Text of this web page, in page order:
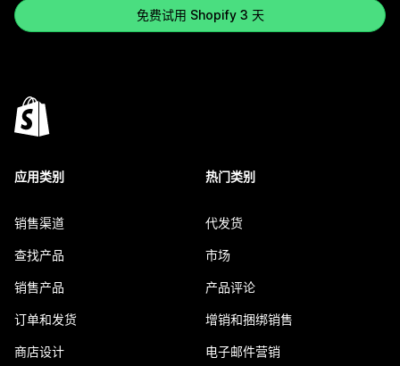
免费试用 Shopify 3 天
应用类别
销售渠道
查找产品
销售产品
订单和发货
商店设计
热门类别
代发货
市场
产品评论
增销和捆绑销售
电子邮件营销